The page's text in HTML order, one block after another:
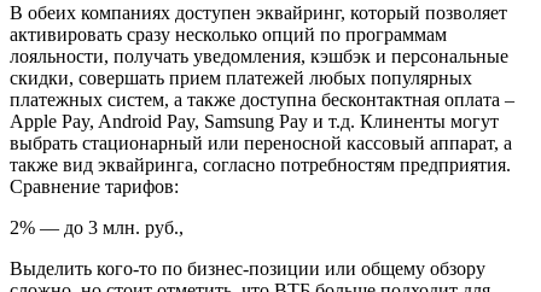
В обеих компаниях доступен эквайринг, который позволяет
активировать сразу несколько опций по программам
лояльности, получать уведомления, кэшбэк и персональные
скидки, совершать прием платежей любых популярных
платежных систем, а также доступна бесконтактная оплата –
Apple Pay, Android Pay, Samsung Pay и т.д. Клиненты могут
выбрать стационарный или переносной кассовый аппарат, а
также вид эквайринга, согласно потребностям предприятия.
Сравнение тарифов:
2% — до 3 млн. руб.,
Выделить кого-то по бизнес-позиции или общему обзору